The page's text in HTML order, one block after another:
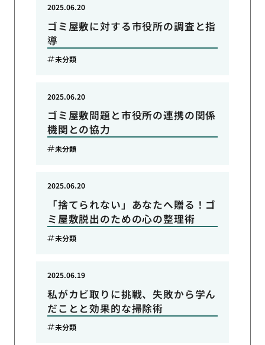
ゴミ屋敷に対する市役所の調査と指
導
2025.06.20
未分類
ゴミ屋敷問題と市役所の連携の関係
機関との協力
2025.06.20
未分類
「捨てられない」あなたへ贈る！ゴ
ミ屋敷脱出のための心の整理術
2025.06.20
未分類
私がカビ取りに挑戦、失敗から学ん
だことと効果的な掃除術
2025.06.19
未分類